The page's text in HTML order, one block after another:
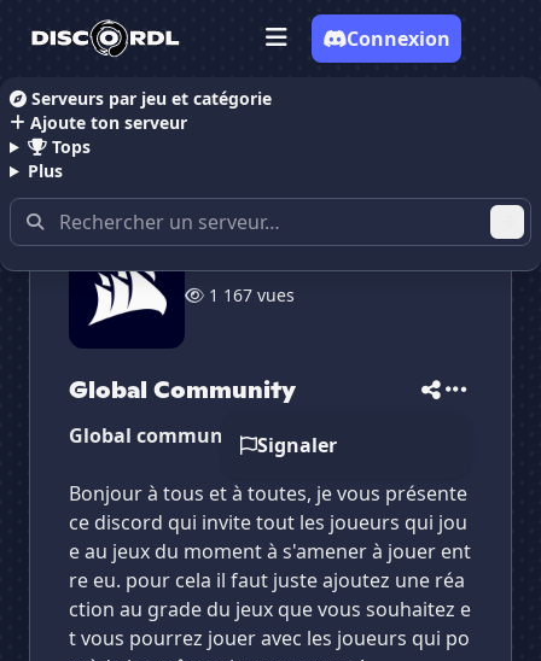
Serveurs par jeu et catégorie
Ajoute ton serveur
Tops
Plus
Connexion
Accueil Serveurs Discord Gaming
1 167 vues
Global Community
Signaler
Global community
Bonjour à tous et à toutes, je vous présente
ce discord qui invite tout les joueurs qui jou
e au jeux du moment à s'amener à jouer ent
re eu. pour cela il faut juste ajoutez une réa
ction au grade du jeux que vous souhaitez e
t vous pourrez jouer avec les joueurs qui po
Vote pour Global Community
Es-tu sûr de vouloir supprimer ton avis de ce
Global Community